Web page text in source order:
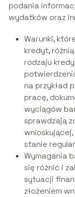
podania
wydatków oraz
Warunki,
kredyt,
rodzaju
na przykład
pracę,
wyciągów
sprawdzają
stanie
Wymagania
się różnić i
sytuacji
złożeniem